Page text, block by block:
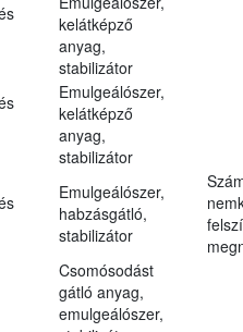
kelátképző
anyag,
stabilizátor
Emulgeálószer,
kelátképző
anyag,
stabilizátor
Emulgeálószer,
habzásgátló,
stabilizátor
Csomósodást
gátló anyag,
emulgeálószer,